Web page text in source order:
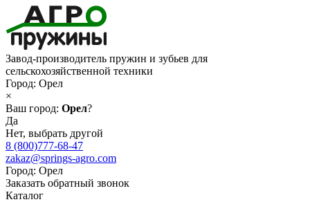
Завод-производитель пружин и зубьев для
сельскохозяйственной техники
Город: Орел
×
Ваш город: Орел?
Да
Нет, выбрать другой
8 (800)777-68-47
zakaz@springs-agro.com
Город: Орел
Заказать обратный звонок
Каталог